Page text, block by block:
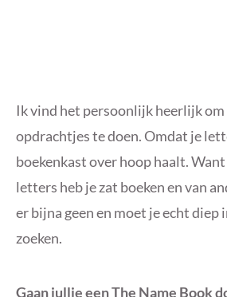
Ik vind het persoonlijk heerlijk
opdrachtjes te doen. Omdat je
boekenkast over hoop haalt.
letters heb je zat boeken en van
er bijna geen en moet je echt diep
zoeken.
Gaan jullie een The Name Book